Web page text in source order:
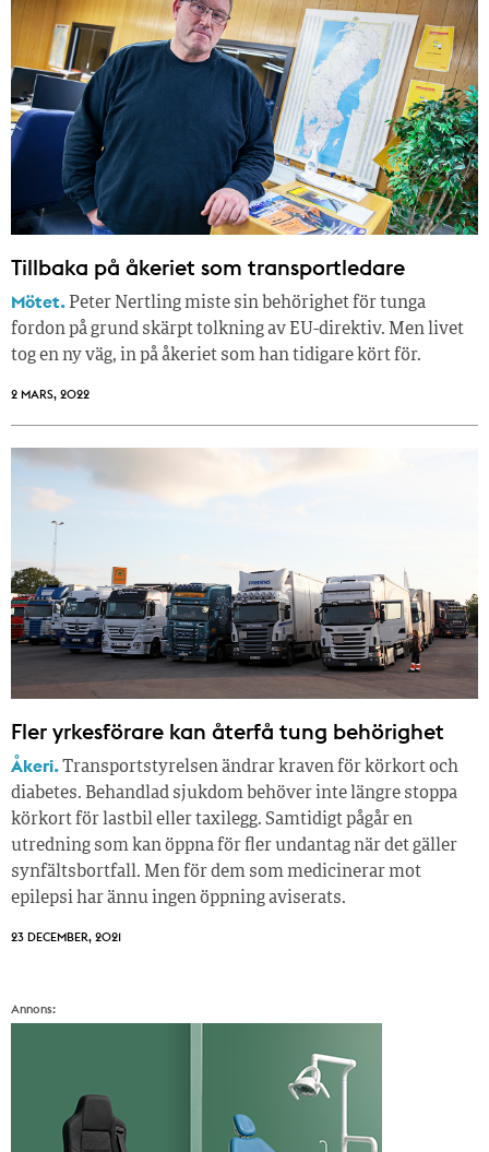
Tillbaka på åkeriet som transportledare
Mötet. Peter Nertling miste sin behörighet för tunga
fordon på grund skärpt tolkning av EU-direktiv. Men livet
tog en ny väg, in på åkeriet som han tidigare kört för.
2 MARS, 2022
Fler yrkesförare kan återfå tung behörighet
Åkeri.Transportstyrelsen ändrar kraven för körkort och
diabetes. Behandlad sjukdom behöver inte längre stoppa
körkort för lastbil eller taxilegg. Samtidigt pågår en
utredning som kan öppna för fler undantag när det gäller
synfältsbortfall. Men för dem som medicinerar mot
epilepsi har ännu ingen öppning aviserats.
23 DECEMBER, 2021
Annons: